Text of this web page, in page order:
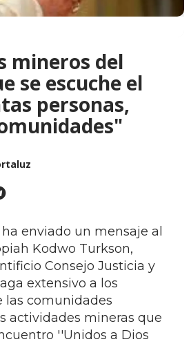
mineros del
se escuche el
personas,
enviado un mensaje al
Kodwo Turkson,
Consejo Justicia y
extensivo a los
las comunidades
actividades mineras que
''Unidos a Dios